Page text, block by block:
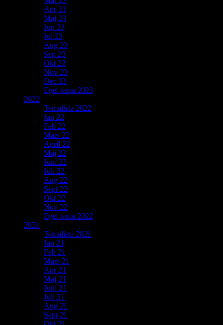
Apr 23
Maj 23
Jun 23
Jul 23
Aug 23
Sep 23
Okt 23
Nov 23
Dec 23
Eget tema 2023
2022
Temalista 2022
Jan 22
Feb 22
Mars 22
April 22
Maj 22
Juni 22
Juli 22
Aug 22
Sept 22
Okt 22
Nov 22
Eget tema 2022
2021
Temalista 2021
Jan 21
Feb 21
Mars 21
Apr 21
Maj 21
Juni 21
Juli 21
Aug 21
Sept 21